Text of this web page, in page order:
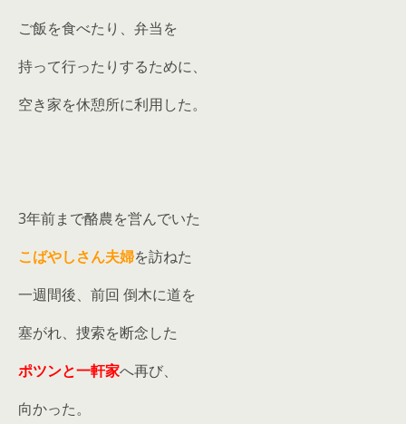
ご飯を食べたり、弁当を
持って行ったりするために、
空き家を休憩所に利用した。
3年前まで酪農を営んでいた
こばやしさん夫婦を訪ねた
一週間後、前回 倒木に道を
塞がれ、捜索を断念した
ポツンと一軒家へ再び、
向かった。